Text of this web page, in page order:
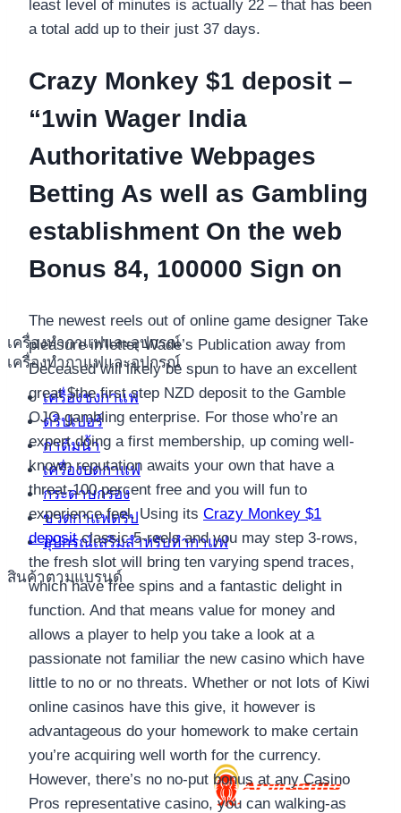
เครื่องทำกาแฟและอุปกรณ์
เครื่องทำกาแฟและอุปกรณ์
เครื่องชงกาแฟ
ดริปเปอร์
กาต้มน้ำ
เครื่องบดกาแฟ
กระดาษกรอง
ขวดกาแฟดริป
อุปกรณ์เสริมสำหรับทำกาแฟ
สินค้าตามแบรนด์
least level of minutes is actually 22 – that has been
a total add up to their just 37 days.
Crazy Monkey $1 deposit –
“1win Wager India
Authoritative Webpages
Betting As well as Gambling
establishment On the web
Bonus 84, 100000 Sign on
The newest reels out of online game designer Take
pleasure in’letter Wade’s Publication away from
Deceased will likely be spun to have an excellent
great $the first step NZD deposit to the Gamble
OJO gambling enterprise. For those who’re an
expert doing a first membership, up coming well-
known reputation awaits your own that have a
threat-100 percent free and you will fun to
experience feel. Using its Crazy Monkey $1
depositclassic 5-reels and you may step 3-rows,
the fresh slot will bring ten varying spend traces,
which have free spins and a fantastic delight in
function. And that means value for money and
allows a player to help you take a look at a
passionate not familiar the new casino which have
little to no or no threats. Whether or not lots of Kiwi
online casinos have this give, it however is
advantageous do your homework to make certain
you’re acquiring well worth for the currency.
However, there’s no no-put bonus at any Casino
Pros representative casino, you can walking-as